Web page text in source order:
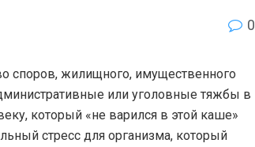
0
споров, жилищного, имущественного
или уголовные тяжбы в
который «не варился в этой каше»
стресс для организма, который